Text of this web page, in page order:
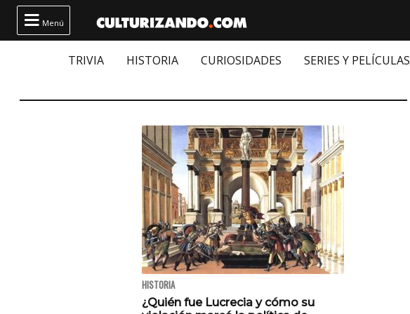
 Menú
TRIVIA HISTORIA CURIOSIDADES SERIES Y PELÍCULAS
HISTORIA
¿Quién fue Lucrecia y cómo su